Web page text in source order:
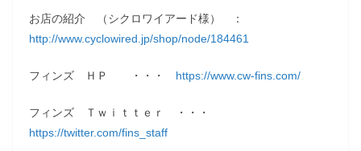
お店の紹介 （シクロワイアード様） ：
http://www.cyclowired.jp/shop/node/184461
フィンズ ＨＰ ・・・ https://www.cw-fins.com/
フィンズ Ｔｗｉｔｔｅｒ ・・・
https://twitter.com/fins_staff